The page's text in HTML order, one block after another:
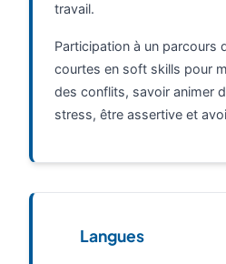
travail.
Participation à un parcours
courtes en soft skills pour
des conflits, savoir animer
stress, être assertive et
Langues